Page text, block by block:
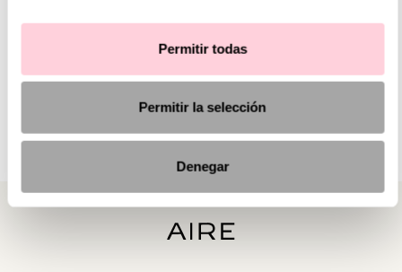
Permitir todas
Permitir la selección
Denegar